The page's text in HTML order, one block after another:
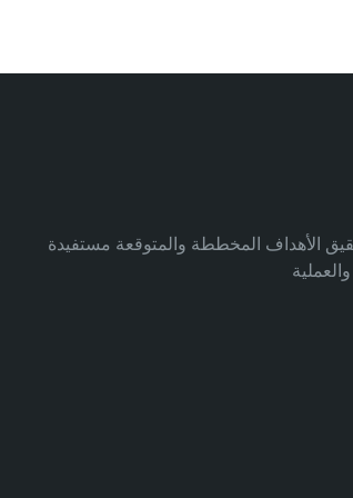
الأهداف المخططة والمتوقعة مستفيدة